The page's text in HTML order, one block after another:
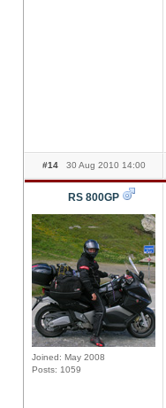
#14 30 Aug 2010 14:00
RS 800GP
Joined: May 2008
Posts: 1059